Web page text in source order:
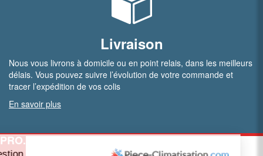
Livraison
Nous vous livrons à domicile ou en point relais, dans les meilleurs
délais. Vous pouvez suivre l’évolution de votre commande et
tracer l’expédition de vos colis
En savoir plus
PRO.